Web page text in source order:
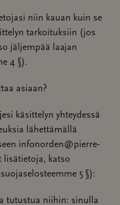
niin kauan kuin se
tarkoituksiin (jos
jäljempää laajan
4 §).
asiaan?
käsittelyn yhteydessä
lähettämällä
infonorden@pierre-
lisätietoja, katso
5 §):
tutustua niihin: sinulla